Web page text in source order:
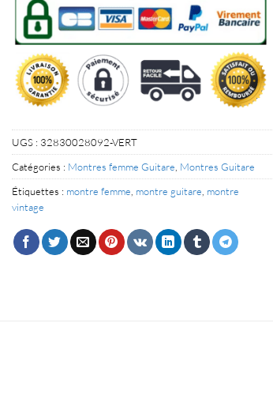
UGS : 32830028092-VERT
Catégories : Montres femme Guitare Montres Guitare
Étiquettes : montre femme montre guitare montre
vintage